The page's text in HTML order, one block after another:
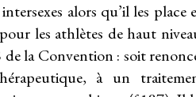
alors qu’il les place
les athlètes de haut
la Convention : soit
à un